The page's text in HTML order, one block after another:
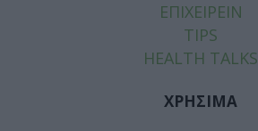
ΕΠΙΧΕΙΡΕΙΝ
TIPS
HEALTH TALKS
ΧΡΗΣΙΜΑ